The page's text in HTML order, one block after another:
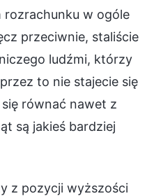
rozrachunku w ogóle
przeciwnie, staliście
ludźmi, którzy
to nie stajecie się
równać nawet z
są jakieś bardziej
z pozycji wyższości